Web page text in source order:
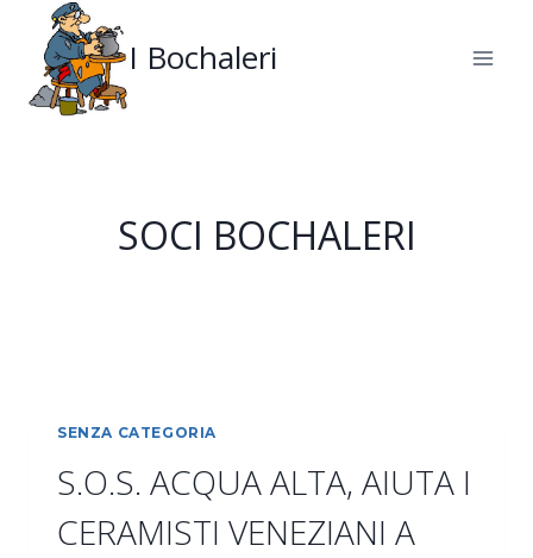
contenuto
I Bochaleri
SOCI BOCHALERI
SENZA CATEGORIA
S.O.S. ACQUA ALTA, AIUTA I
CERAMISTI VENEZIANI A